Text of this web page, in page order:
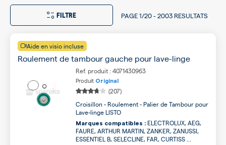
FILTRE PAGE1/20-2003 RESULTATS
Aide en visio incluse
Roulement de tambour gauche pour lave-linge
Ref. produit : 4071430963
Produit Original
(207)
Croisillon - Roulement - Palier de Tambour pour
Lave-linge LISTO
Marques compatibles : ELECTROLUX, AEG,
FAURE, ARTHUR MARTIN, ZANKER, ZANUSSI,
ESSENTIEL B, SELECLINE, FAR, CURTISS ...